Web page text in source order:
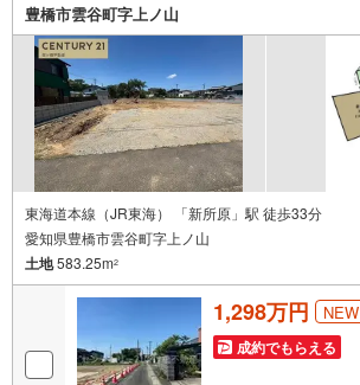
豊橋市雲谷町字上ノ山
東海道本線（JR東海） 「新所原」駅 徒歩33分
愛知県豊橋市雲谷町字上ノ山
土地583.25m2
1,298万円 NEW
成約でもらえる